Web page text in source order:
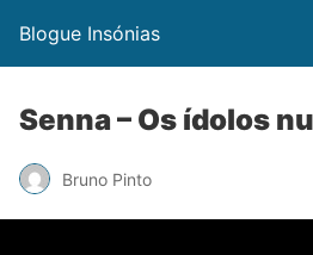
Blogue Insónias
Senna – Os ídolos
Bruno Pinto